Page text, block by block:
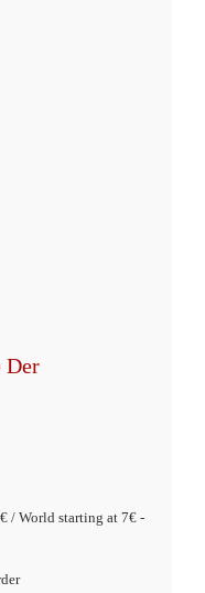
Der
/ World starting at 7€ -